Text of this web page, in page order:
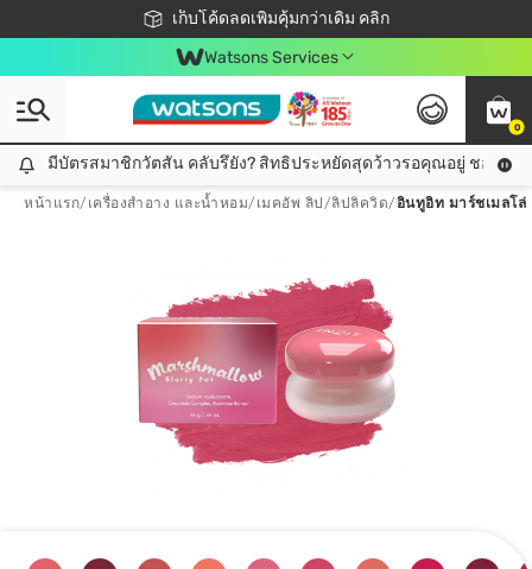
เก็บโค้ดลดเพิ่มคุ้มกว่าเดิม คลิก
ชอปออนไลน์ครั้งแรก ลดเพิ่มจุก ๆ 10%! 🎉
📦ส่งฟรี! เมื่อชอป 499฿
สมาชิกวัตสัน คลับดียังไง?
Watsons Services
0
มีบัตรสมาชิกวัตสัน คลับรึยัง? สิทธิประหยัดสุดว้าวรอคุณอยู่ ชอปคุ้มกว่าเดิม คลิก!
มีบัตรสมาชิกวัตสัน คลับรึยัง? สิทธิประหยัดสุดว้าวรอคุณอยู่ ชอปคุ้มก
หน้าแรก/ เครื่องสำอาง และน้ำหอม/ เมคอัพ ลิป /ลิปลิควิด/อินทูอิท มาร์ชเมลโ